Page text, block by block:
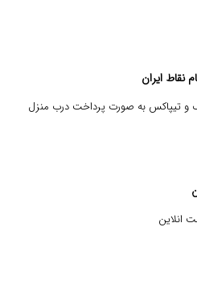
نقاط ایران
و تیپاکس به صورت پرداخت درب منزل
انلاین